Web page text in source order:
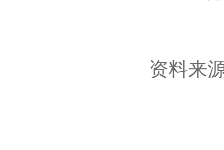
资料来源